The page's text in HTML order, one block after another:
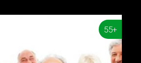
55+